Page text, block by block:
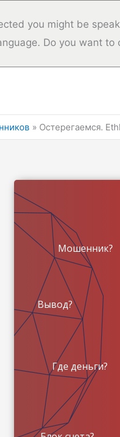
you might be
Do you want to
Остерегаемся.
Мошенник?
Вывод?
Где деньги?